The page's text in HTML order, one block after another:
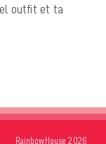
outfit et ta
RainbowHouse 2026